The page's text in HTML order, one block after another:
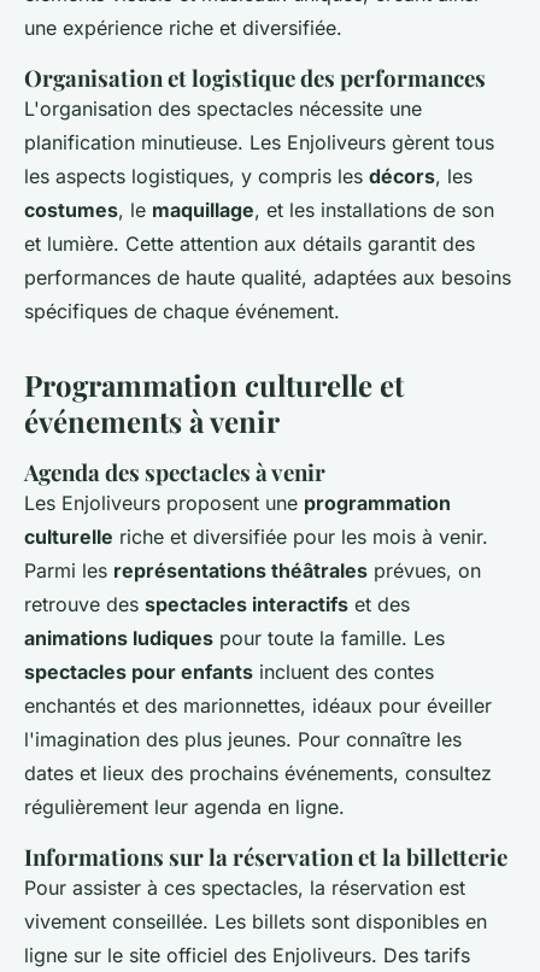
une expérience riche et diversifiée.
Organisation et logistique des performances
L'organisation des spectacles nécessite une
planification minutieuse. Les Enjoliveurs gèrent tous
les aspects logistiques, y compris les décors, les
costumes, le maquillage, et les installations de son
et lumière. Cette attention aux détails garantit des
performances de haute qualité, adaptées aux besoins
spécifiques de chaque événement.
Programmation culturelle et
événements à venir
Agenda des spectacles à venir
Les Enjoliveurs proposent une programmation
culturelle riche et diversifiée pour les mois à venir.
Parmi les représentations théâtrales prévues, on
retrouve des spectacles interactifs et des
animations ludiques pour toute la famille. Les
spectacles pour enfants incluent des contes
enchantés et des marionnettes, idéaux pour éveiller
l'imagination des plus jeunes. Pour connaître les
dates et lieux des prochains événements, consultez
régulièrement leur agenda en ligne.
Informations sur la réservation et la billetterie
Pour assister à ces spectacles, la réservation est
vivement conseillée. Les billets sont disponibles en
ligne sur le site officiel des Enjoliveurs. Des tarifs